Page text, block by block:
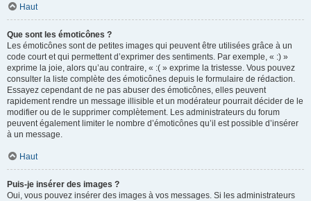
Haut
Que sont les émoticônes ?
Les émoticônes sont de petites images qui peuvent être utilisées grâce à un
code court et qui permettent d’exprimer des sentiments. Par exemple, « :) »
exprime la joie, alors qu’au contraire, « :( » exprime la tristesse. Vous pouvez
consulter la liste complète des émoticônes depuis le formulaire de rédaction.
Essayez cependant de ne pas abuser des émoticônes, elles peuvent
rapidement rendre un message illisible et un modérateur pourrait décider de le
modifier ou de le supprimer complètement. Les administrateurs du forum
peuvent également limiter le nombre d’émoticônes qu’il est possible d’insérer
à un message.
Haut
Puis-je insérer des images ?
Oui, vous pouvez insérer des images à vos messages. Si les administrateurs